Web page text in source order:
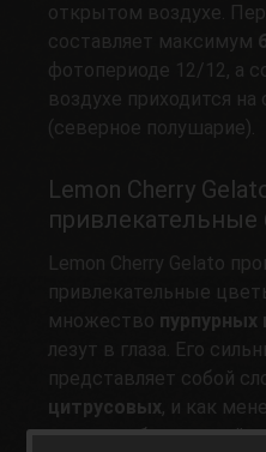
открытом воздухе.
составляет максимум
фотопериоде 12/12, а
воздухе приходится на
(северное полушарие).
Lemon Cherry
привлекательные
Lemon Cherry Gelato
привлекательные
множество пурпурных
лезут в глаза. Его
представляет собой
цитрусовых, и как
опытные быстро